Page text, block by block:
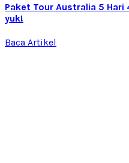
Paket Tour Australia 5
yuk!
Baca Artikel